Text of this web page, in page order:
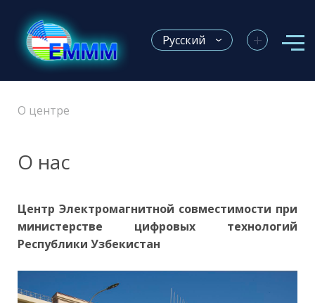
Русский +
О центре
О нас
Центр Электромагнитной совместимости при
министерстве цифровых технологий
Республики Узбекистан